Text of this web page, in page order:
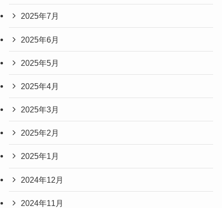
2025年7月
2025年6月
2025年5月
2025年4月
2025年3月
2025年2月
2025年1月
2024年12月
2024年11月